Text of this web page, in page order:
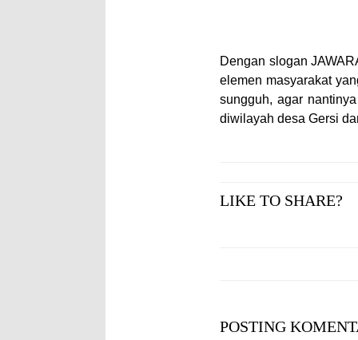
Dengan slogan
elemen masyarakat
sungguh, agar
diwilayah desa Gersi
LIKE TO SHARE?
POSTING